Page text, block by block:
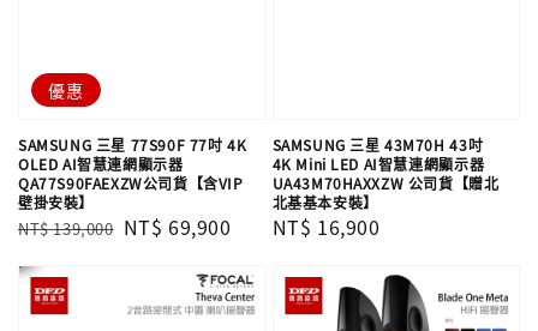
優惠
SAMSUNG 三星 77S90F 77吋 4K
OLED AI智慧連網顯示器
QA77S90FAEXZW公司貨【含VIP
壁掛安裝】
Regular
NT$ 139,000 Sale
NT$ 69,900
SAMSUNG 三星 43M70H 43吋
4K Mini LED AI智慧連網顯示器
UA43M70HAXXZW 公司貨【贈北
北基基本安裝】
Regular
NT$ 16,900